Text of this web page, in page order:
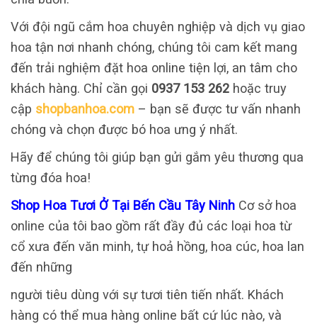
Với đội ngũ cắm hoa chuyên nghiệp và dịch vụ giao
hoa tận nơi nhanh chóng, chúng tôi cam kết mang
đến trải nghiệm đặt hoa online tiện lợi, an tâm cho
khách hàng. Chỉ cần gọi 0937 153 262 hoặc truy
cập shopbanhoa.com – bạn sẽ được tư vấn nhanh
chóng và chọn được bó hoa ưng ý nhất.
Hãy để chúng tôi giúp bạn gửi gắm yêu thương qua
từng đóa hoa!
Shop Hoa Tươi Ở Tại Bến Cầu Tây Ninh Cơ sở hoa
online của tôi bao gồm rất đầy đủ các loại hoa từ
cổ xưa đến văn minh, tự hoả hồng, hoa cúc, hoa lan
đến những
người tiêu dùng với sự tươi tiên tiến nhất. Khách
hàng có thể mua hàng online bất cứ lúc nào, và